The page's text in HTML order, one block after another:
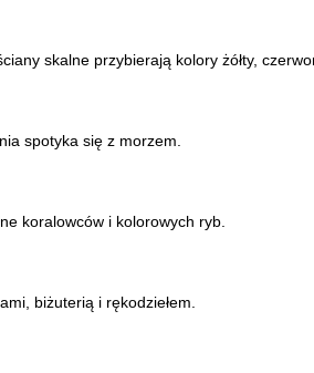
skalne przybierają kolory żółty,
spotyka się z morzem.
koralowców i kolorowych ryb.
biżuterią i rękodziełem.